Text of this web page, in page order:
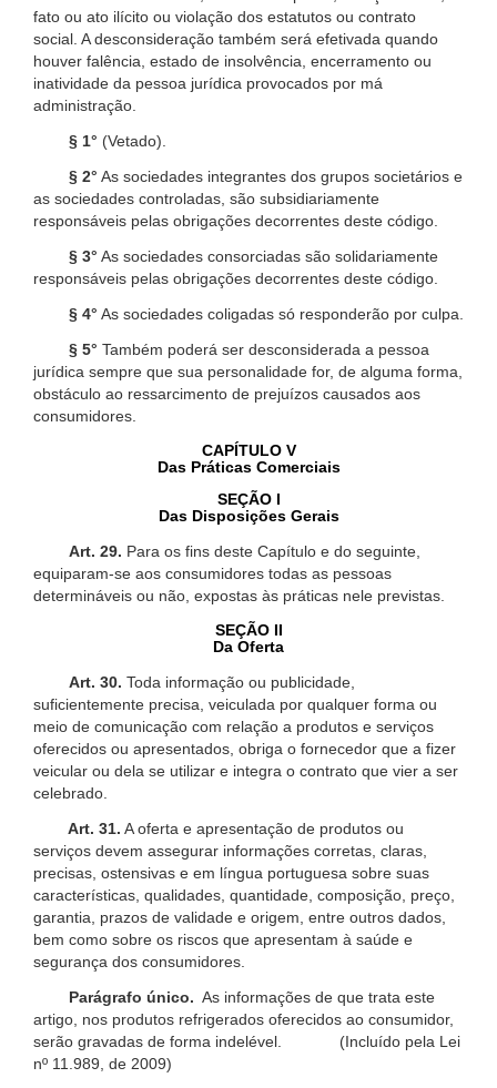
fato ou ato ilícito ou violação dos estatutos ou contrato
social. A desconsideração também será efetivada quando
houver falência, estado de insolvência, encerramento ou
inatividade da pessoa jurídica provocados por má
administração.
§ 1° (Vetado).
§ 2° As sociedades integrantes dos grupos societários e
as sociedades controladas, são subsidiariamente
responsáveis pelas obrigações decorrentes deste código.
§ 3° As sociedades consorciadas são solidariamente
responsáveis pelas obrigações decorrentes deste código.
§ 4° As sociedades coligadas só responderão por culpa.
§ 5° Também poderá ser desconsiderada a pessoa
jurídica sempre que sua personalidade for, de alguma forma,
obstáculo ao ressarcimento de prejuízos causados aos
consumidores.
CAPÍTULO V
Das Práticas Comerciais
SEÇÃO I
Das Disposições Gerais
Art. 29. Para os fins deste Capítulo e do seguinte,
equiparam-se aos consumidores todas as pessoas
determináveis ou não, expostas às práticas nele previstas.
SEÇÃO II
Da Oferta
Art. 30. Toda informação ou publicidade,
suficientemente precisa, veiculada por qualquer forma ou
meio de comunicação com relação a produtos e serviços
oferecidos ou apresentados, obriga o fornecedor que a fizer
veicular ou dela se utilizar e integra o contrato que vier a ser
celebrado.
Art. 31. A oferta e apresentação de produtos ou
serviços devem assegurar informações corretas, claras,
precisas, ostensivas e em língua portuguesa sobre suas
características, qualidades, quantidade, composição, preço,
garantia, prazos de validade e origem, entre outros dados,
bem como sobre os riscos que apresentam à saúde e
segurança dos consumidores.
Parágrafo único. As informações de que trata este
artigo, nos produtos refrigerados oferecidos ao consumidor,
serão gravadas de forma indelével. (Incluído pela Lei
nº 11.989, de 2009)